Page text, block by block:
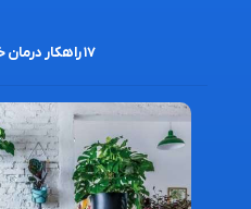
۱۷ راهکار درمان خجالت کودکان